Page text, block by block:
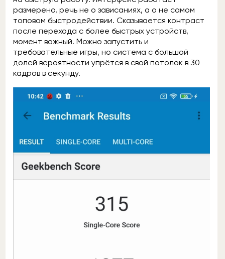
размерено, речь не о зависаниях, а о не самом
топовом быстродействии. Сказывается контраст
после перехода с более быстрых устройств,
момент важный. Можно запустить и
требовательные игры, но система с большой
долей вероятности упрётся в свой потолок в 30
кадров в секунду.